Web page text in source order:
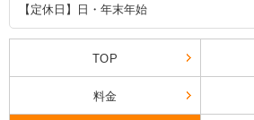
【定休日】日・年末年始
TOP
料金